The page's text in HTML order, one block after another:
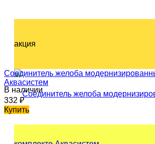
акция
Соединитель желоба
Аквасистем
В наличии
332 ₽
Купить